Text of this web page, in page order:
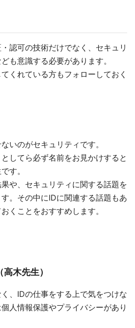
認可の技術だけでなく、セキュリ
も意識する必要があります。
くれている方もフォローしておく
いのがセキュリティです。
してら必ず名前をお見かけすると
す。
や、セキュリティに関する話題を
。その中にIDに関連する話題もあ
くことをおすすめします。
木先生）
、IDの仕事をする上で気をつけな
人情報保護やプライバシーがあり